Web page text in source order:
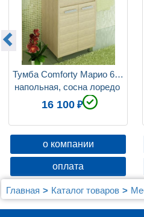
Цвет мебели
Отверстия под смеситель
Возможность установки над
Коллекция
Тумба Comforty Марио 60,
напольная, сосна лоредо
с раковиной Quadro 60
16 100
о компании
оплата
Главная Каталог товаров
Мебель 60 - 79 см.